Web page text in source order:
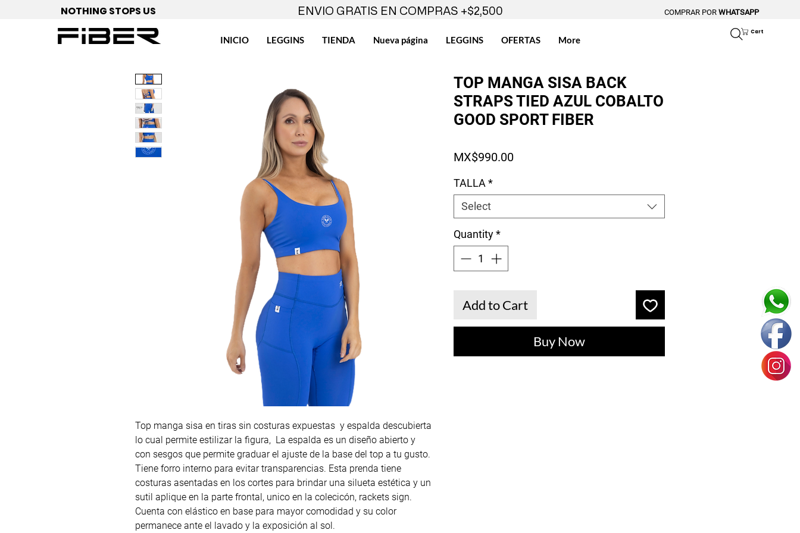
NOTHING STOPS US
INICIO LEGGINS TIENDA Nueva página LEGGINS OFERTAS More
ENVIO GRATIS EN COMPRAS +$2,500
Cart
COMPRAR POR WHATSAPP
Top manga sisa en tiras sin costuras expuestas y espalda descubierta
lo cual permite estilizar la figura, La espalda es un diseño abierto y
con sesgos que permite graduar el ajuste de la base del top a tu gusto.
Tiene forro interno para evitar transparencias. Esta prenda tiene
costuras asentadas en los cortes para brindar una silueta estética y un
sutil aplique en la parte frontal, unico en la colecicón, rackets sign.
Cuenta con elástico en base para mayor comodidad y su color
permanece ante el lavado y la exposición al sol.
TOP MANGA SISA BACK
STRAPS TIED AZUL COBALTO
GOOD SPORT FIBER
MX$990.00Price
TALLA *
Select
Quantity*
Add to Cart
Buy Now